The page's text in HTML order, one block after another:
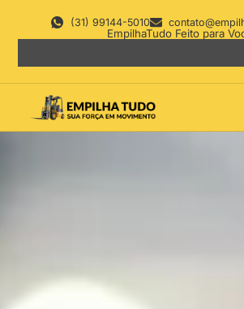
(31) 99144-5010
EmpilhaTudo Feito para